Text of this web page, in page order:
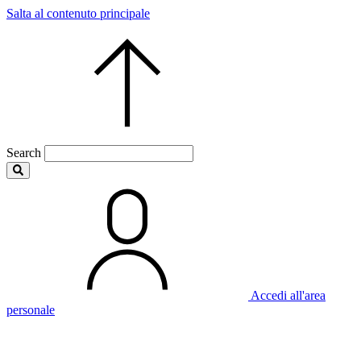
Salta al contenuto principale
Search
Accedi all'area
personale